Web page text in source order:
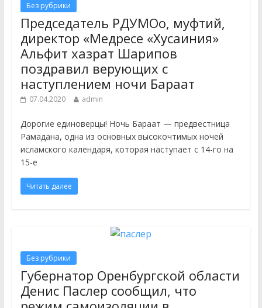
Без рубрики
Председатель РДУМОо, муфтий,
директор «Медресе «Хусаиния»
Альфит хазрат Шарипов
поздравил верующих с
наступлением ночи Бараат
07.04.2020 admin
Дорогие единоверцы! Ночь Бараат — предвестница
Рамадана, одна из основных высокочтимых ночей
исламского календаря, которая наступает с 14-го на
15-е
Читать далее
Без рубрики
Губернатор Оренбургской области
Денис Паслер сообщил, что